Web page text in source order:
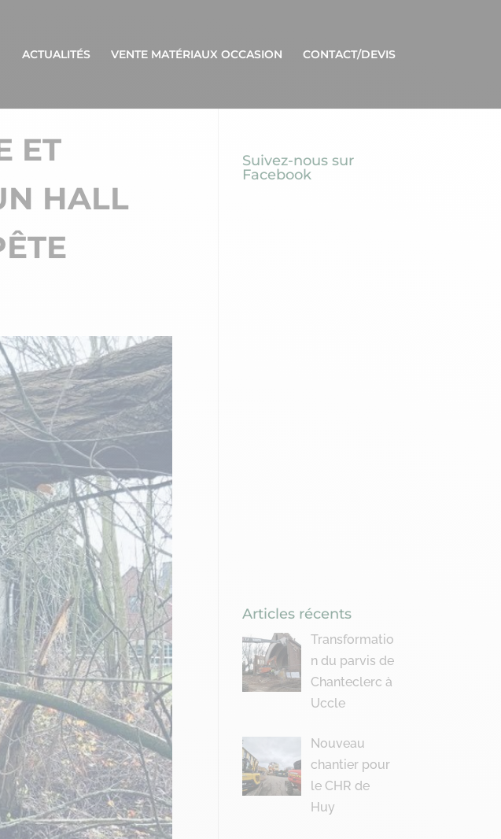
ACTUALITÉS VENTE MATÉRIAUX OCCASION CONTACT/DEVIS
ET
HALL
Suivez-nous sur
Facebook
Articles récents
Transformatio
n du parvis de
Chanteclerc à
Uccle
Nouveau
chantier pour
le CHR de
Huy